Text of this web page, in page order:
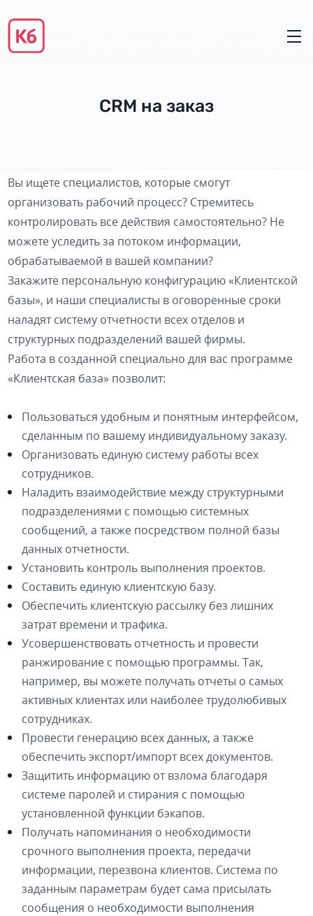
CRM на заказ
Вы ищете специалистов, которые смогут
организовать рабочий процесс? Стремитесь
контролировать все действия самостоятельно? Не
можете уследить за потоком информации,
обрабатываемой в вашей компании?
Закажите персональную конфигурацию «Клиентской
базы», и наши специалисты в оговоренные сроки
наладят систему отчетности всех отделов и
структурных подразделений вашей фирмы.
Работа в созданной специально для вас программе
«Клиентская база» позволит:
Пользоваться удобным и понятным интерфейсом,
сделанным по вашему индивидуальному заказу.
Организовать единую систему работы всех
сотрудников.
Наладить взаимодействие между структурными
подразделениями с помощью системных
сообщений, а также посредством полной базы
данных отчетности.
Установить контроль выполнения проектов.
Составить единую клиентскую базу.
Обеспечить клиентскую рассылку без лишних
затрат времени и трафика.
Усовершенствовать отчетность и провести
ранжирование с помощью программы. Так,
например, вы можете получать отчеты о самых
активных клиентах или наиболее трудолюбивых
сотрудниках.
Провести генерацию всех данных, а также
обеспечить экспорт/импорт всех документов.
Защитить информацию от взлома благодаря
системе паролей и стирания с помощью
установленной функции бэкапов.
Получать напоминания о необходимости
срочного выполнения проекта, передачи
информации, перезвона клиентов. Система по
заданным параметрам будет сама присылать
сообщения о необходимости выполнения